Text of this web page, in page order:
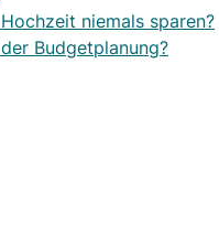
niemals sparen?
Budgetplanung?